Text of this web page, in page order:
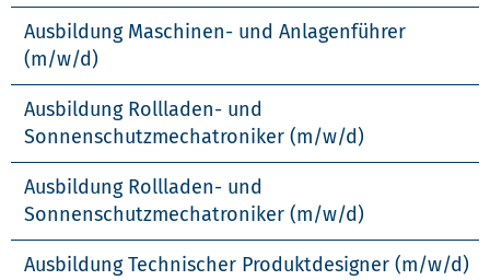
Ausbildung Maschinen- und Anlagenführer
(m/w/d)
Ausbildung Rollladen- und
Sonnenschutzmechatroniker (m/w/d)
Ausbildung Rollladen- und
Sonnenschutzmechatroniker (m/w/d)
Ausbildung Technischer Produktdesigner (m/w/d)